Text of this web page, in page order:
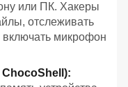
или ПК. Хакеры
отслеживать
микрофон